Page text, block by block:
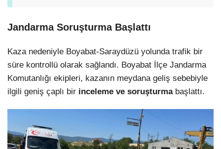
Jandarma Soruşturma Başlattı
Kaza nedeniyle Boyabat-Saraydüzü yolunda trafik bir
süre kontrollü olarak sağlandı. Boyabat İlçe Jandarma
Komutanlığı ekipleri, kazanın meydana geliş sebebiyle
ilgili geniş çaplı bir inceleme ve soruşturmabaşlattı.